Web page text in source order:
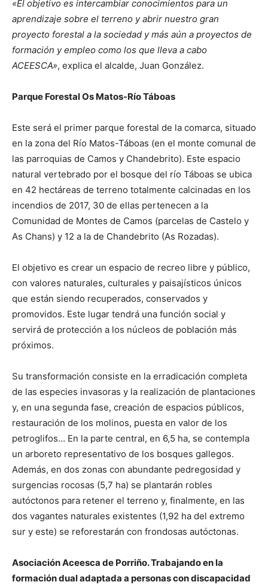
«El objetivo es intercambiar conocimientos para un
aprendizaje sobre el terreno y abrir nuestro gran
proyecto forestal a la sociedad y más aún a proyectos de
formación y empleo como los que lleva a cabo
ACEESCA», explica el alcalde, Juan González.
Parque Forestal Os Matos-Río Táboas
Este será el primer parque forestal de la comarca, situado
en la zona del Río Matos-Táboas (en el monte comunal de
las parroquias de Camos y Chandebrito). Este espacio
natural vertebrado por el bosque del río Táboas se ubica
en 42 hectáreas de terreno totalmente calcinadas en los
incendios de 2017, 30 de ellas pertenecen a la
Comunidad de Montes de Camos (parcelas de Castelo y
As Chans) y 12 a la de Chandebrito (As Rozadas).
El objetivo es crear un espacio de recreo libre y público,
con valores naturales, culturales y paisajísticos únicos
que están siendo recuperados, conservados y
promovidos. Este lugar tendrá una función social y
servirá de protección a los núcleos de población más
próximos.
Su transformación consiste en la erradicación completa
de las especies invasoras y la realización de plantaciones
y, en una segunda fase, creación de espacios públicos,
restauración de los molinos, puesta en valor de los
petroglifos… En la parte central, en 6,5 ha, se contempla
un arboreto representativo de los bosques gallegos.
Además, en dos zonas con abundante pedregosidad y
surgencias rocosas (5,7 ha) se plantarán robles
autóctonos para retener el terreno y, finalmente, en las
dos vagantes naturales existentes (1,92 ha del extremo
sur y este) se reforestarán con frondosas autóctonas.
Asociación Aceesca de Porriño. Trabajando en la
formación dual adaptada a personas con discapacidad